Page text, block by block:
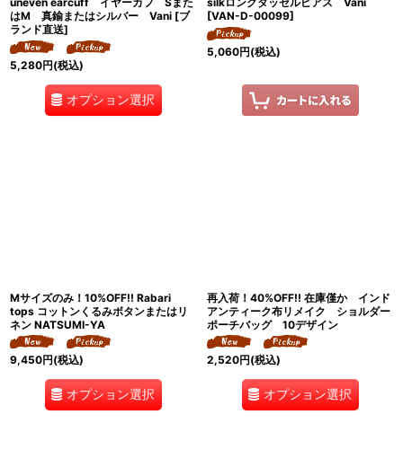
はM 真鍮またはシルバー Vani [ブ
ランド直送]
5,280円(税込)
オプション選択
[VAN-D-00099]
5,060円(税込)
Mサイズのみ！10%OFF!! Rabari
tops コットンくるみボタンまたはリ
ネン NATSUMI-YA
9,450円(税込)
オプション選択
再入荷！40%OFF!! 在庫僅か インド
アンティーク布リメイク ショルダー
ポーチバッグ 10デザイン
2,520円(税込)
オプション選択